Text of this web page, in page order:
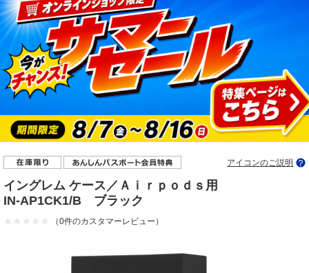
アイコンのご説明
イングレム ケース／Ａｉｒｐｏｄｓ用
IN-AP1CK1/B ブラック
（0件のカスタマーレビュー）